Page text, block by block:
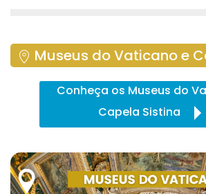
Museus do Vaticano e
Conheça os Museus do
Capela Sistina